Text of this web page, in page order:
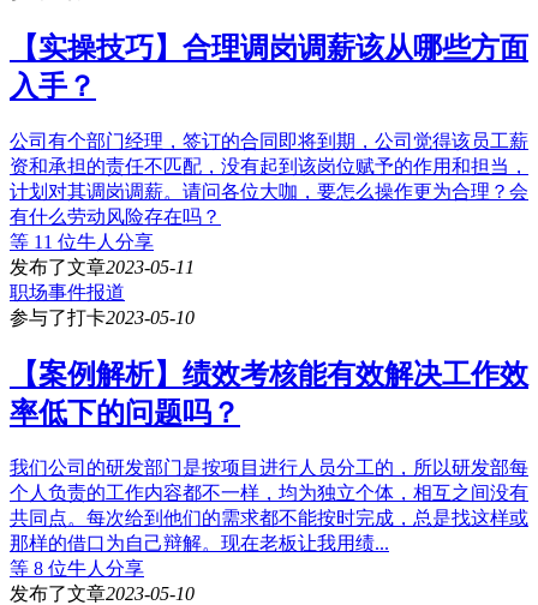
【实操技巧】合理调岗调薪该从哪些方面
入手？
公司有个部门经理，签订的合同即将到期，公司觉得该员工薪
资和承担的责任不匹配，没有起到该岗位赋予的作用和担当，
计划对其调岗调薪。请问各位大咖，要怎么操作更为合理？会
有什么劳动风险存在吗？
等 11 位牛人分享
发布了文章2023-05-11
职场事件报道
参与了打卡2023-05-10
【案例解析】绩效考核能有效解决工作效
率低下的问题吗？
我们公司的研发部门是按项目进行人员分工的，所以研发部每
个人负责的工作内容都不一样，均为独立个体，相互之间没有
共同点。每次给到他们的需求都不能按时完成，总是找这样或
那样的借口为自己辩解。现在老板让我用绩...
等 8 位牛人分享
发布了文章2023-05-10